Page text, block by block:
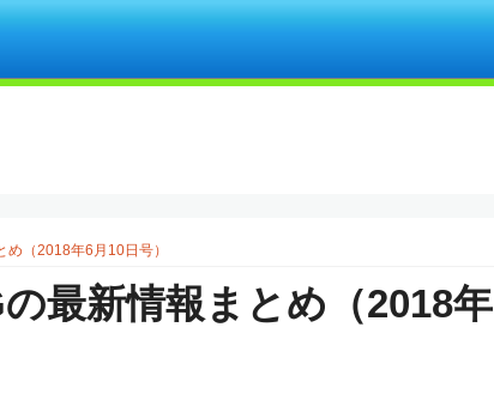
（2018年6月10日号）
最新情報まとめ（2018年